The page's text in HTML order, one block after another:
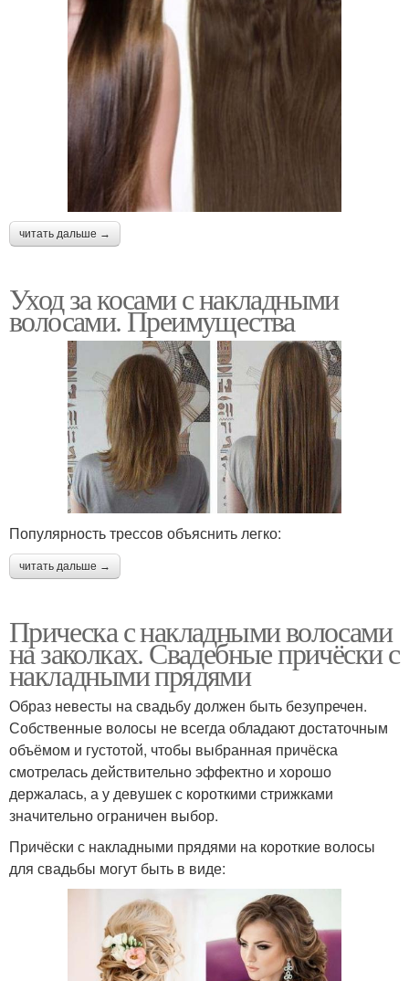
читать дальше →
Уход за косами с накладными
волосами. Преимущества
Популярность трессов объяснить легко:
читать дальше →
Прическа с накладными волосами
на заколках. Свадебные причёски с
накладными прядями
Образ невесты на свадьбу должен быть безупречен.
Собственные волосы не всегда обладают достаточным
объёмом и густотой, чтобы выбранная причёска
смотрелась действительно эффектно и хорошо
держалась, а у девушек с короткими стрижками
значительно ограничен выбор.
Причёски с накладными прядями на короткие волосы
для свадьбы могут быть в виде: